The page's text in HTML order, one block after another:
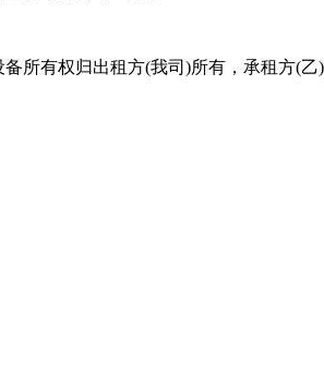
有权归出租方(我司)所有，承租方(乙